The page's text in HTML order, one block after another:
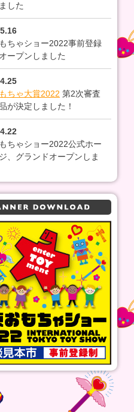
した
ちゃショー2022事前登録
ープンしました
ちゃ大賞2022 第2次審査
が決定しました！
ちゃショー2022公式ホー
、グランドオープンしま